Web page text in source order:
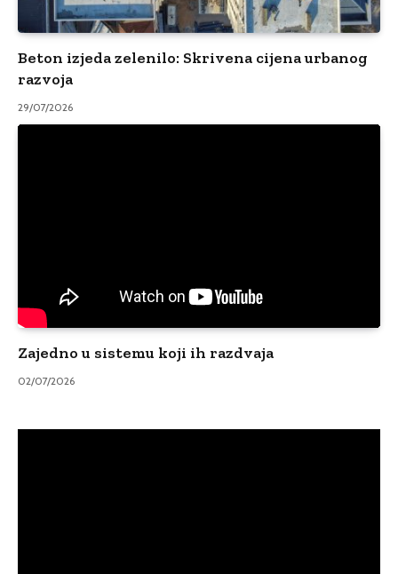
Beton izjeda zelenilo: Skrivena cijena urbanog
razvoja
29/07/2026
Zajedno u sistemu koji ih razdvaja
02/07/2026